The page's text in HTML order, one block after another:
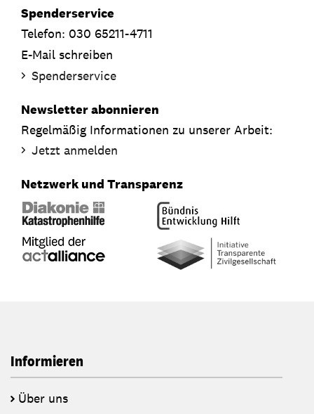
Spenderservice
Telefon: 030 65211-4711
E-Mail schreiben
Spenderservice
Newsletter abonnieren
Regelmäßig Informationen zu unserer Arbeit:
Jetzt anmelden
Netzwerk und Transparenz
Informieren
Über uns